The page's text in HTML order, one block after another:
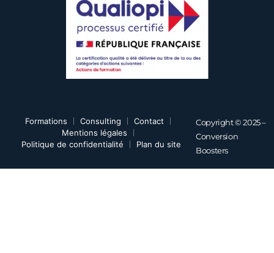
Formations Consulting
Contact
Mentions légales
Politique de confidentialité
Plan du site
Copyright © 2025 –
Conversion
Boosters